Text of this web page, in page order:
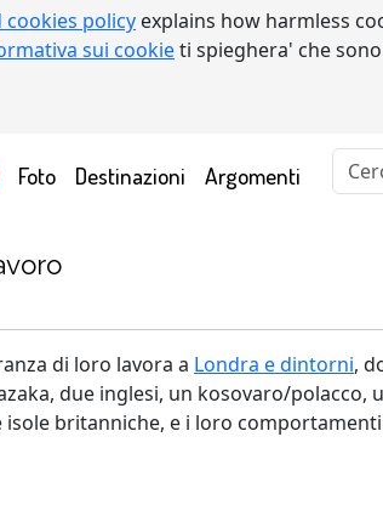
cookies policy explains how harmless
sui cookieti spieghera' che
Foto Destinazioni Argomenti
di loro lavora a Londra e dintorni,
due inglesi, un kosovaro/polacco,
britanniche, e i loro